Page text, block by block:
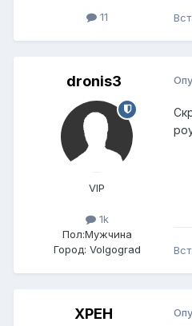
11
dronis3
VIP
1k
Пол:Мужчина
Город: Volgograd
XPEH